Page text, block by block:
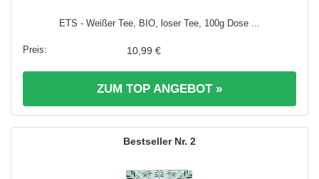
ETS - Weißer Tee, BIO, loser Tee, 100g Dose ...
10,99 €
ZUM TOP ANGEBOT »
2